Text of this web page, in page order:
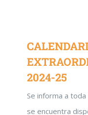
2024-25
Se informa a
se encuentra